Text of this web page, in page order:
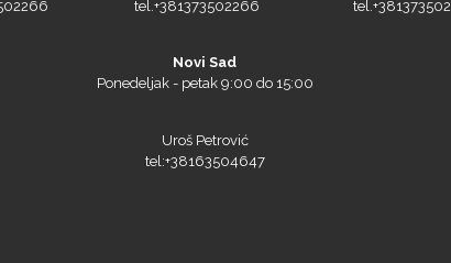
tel.+381373502266
Novi Sad
Ponedeljak - petak 9:00 do 15:00
Uroš Petrović
tel:+38163504647